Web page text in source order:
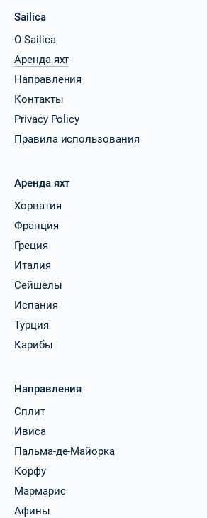
Sailica
О Sailica
Аренда яхт
Направления
Контакты
Privacy Policy
Правила использования
Аренда яхт
Хорватия
Франция
Греция
Италия
Сейшелы
Испания
Турция
Карибы
Направления
Сплит
Ивиса
Пальма-де-Майорка
Корфу
Мармарис
Афины